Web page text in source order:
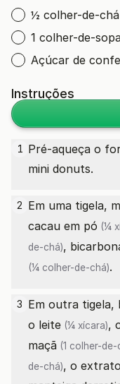
½ colher-de-
1 colher-de-
Açúcar de
Instruções
1 Pré-aqueça o
mini donuts.
2 Em uma tigela,
cacau em pó (¼
de-chá),
(¼ colher-de-chá).
3 Em outra tigela,
o leite (¼ xícara),
maçã (1 colher-de-
de-chá), o